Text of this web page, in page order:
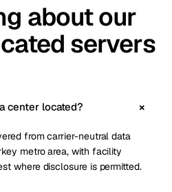
about our
servers
center located?
from carrier-neutral data
metro area, with facility
where disclosure is permitted.